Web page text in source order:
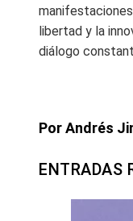
libertad y la
diálogo
Por Andrés
ENTRADAS